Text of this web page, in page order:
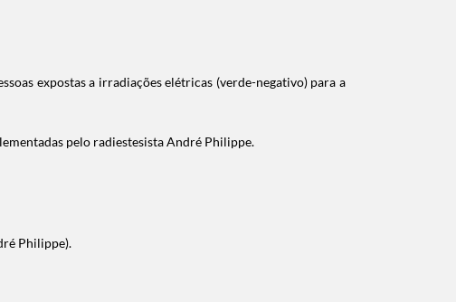
expostas a irradiações elétricas (verde-negativo) para a
pelo radiestesista André Philippe.
Philippe).